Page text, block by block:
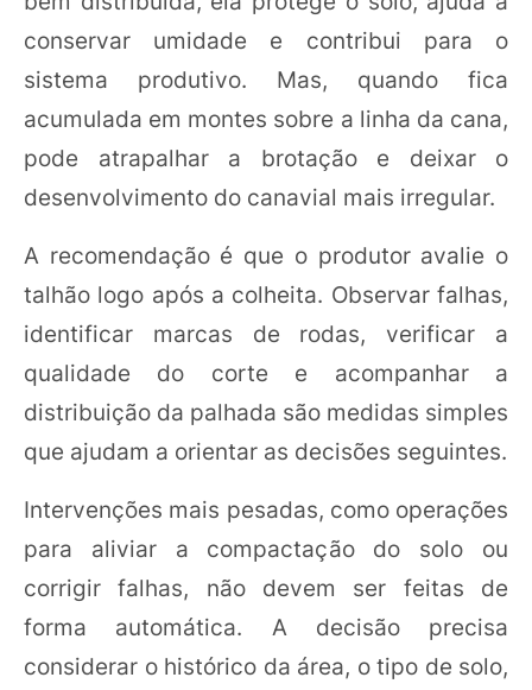
conservar umidade e contribui para o
sistema produtivo. Mas, quando fica
acumulada em montes sobre a linha da cana,
pode atrapalhar a brotação e deixar o
desenvolvimento do canavial mais irregular.
A recomendação é que o produtor avalie o
talhão logo após a colheita. Observar falhas,
identificar marcas de rodas, verificar a
qualidade do corte e acompanhar a
distribuição da palhada são medidas simples
que ajudam a orientar as decisões seguintes.
Intervenções mais pesadas, como operações
para aliviar a compactação do solo ou
corrigir falhas, não devem ser feitas de
forma automática. A decisão precisa
considerar o histórico da área, o tipo de solo,